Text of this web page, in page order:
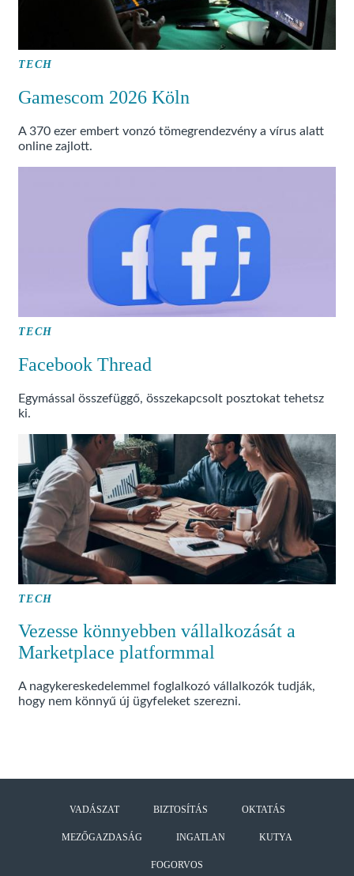
TECH
Gamescom 2026 Köln
A 370 ezer embert vonzó tömegrendezvény a vírus alatt
online zajlott.
TECH
Facebook Thread
Egymással összefüggő, összekapcsolt posztokat tehetsz
ki.
TECH
Vezesse könnyebben vállalkozását a
Marketplace platformmal
A nagykereskedelemmel foglalkozó vállalkozók tudják,
hogy nem könnyű új ügyfeleket szerezni.
VADÁSZAT BIZTOSÍTÁS OKTATÁS
MEZŐGAZDASÁG INGATLAN KUTYA
FOGORVOS